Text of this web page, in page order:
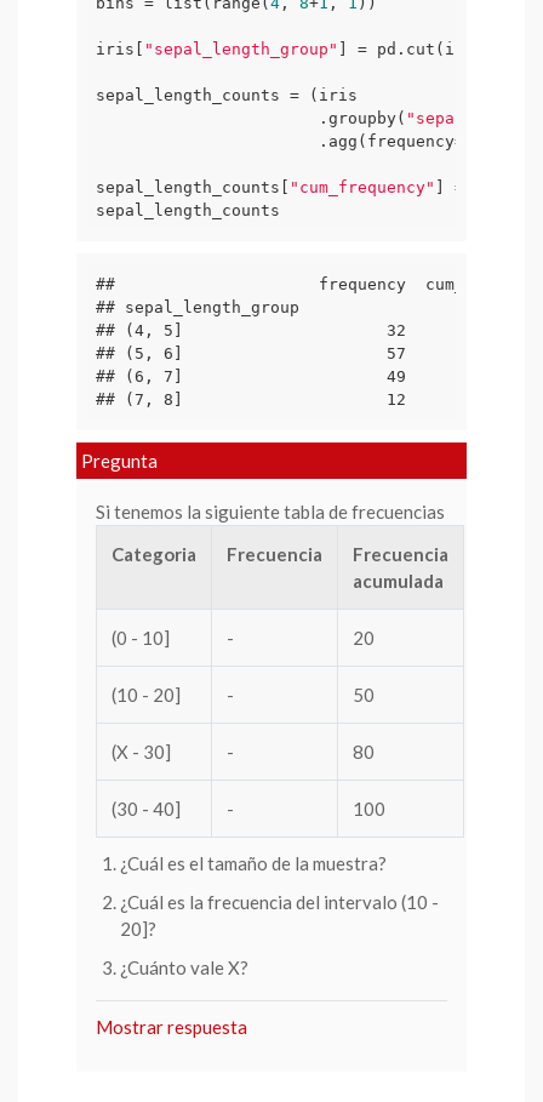
iris[ "sepal_length_group" ] = pd.cut(iris[
sepal_length_counts = (iris
                       .groupby(
                       .agg(frequency=(
sepal_length_counts[ "cum_frequency" ] =
sepal_length_counts
##                     frequency
##
## (4, 5]                     32
## (5, 6]                     57
## (6, 7]                     49
## (7, 8]                     12
Pregunta
Si tenemos la siguiente tabla de frecuencias
Categoria
Frecuencia
Frecuencia
acumulada
(0 - 10] - 20
(10 - 20] - 50
(X - 30] - 80
(30 - 40] - 100
¿Cuál es el tamaño de la muestra?
¿Cuál es la frecuencia del intervalo (10 -
20]?
¿Cuánto vale X?
Mostrar respuesta